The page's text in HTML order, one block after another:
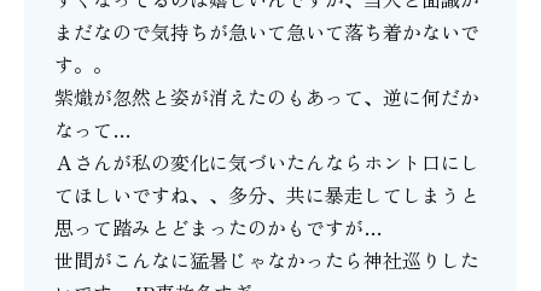
まだなので気持ちが急いて急いて落ち着かないで
す。。
紫熾が忽然と姿が消えたのもあって、逆に何だか
なって…
Ａさんが私の変化に気づいたんならホント口にし
てほしいですね、、多分、共に暴走してしまうと
思って踏みとどまったのかもですが…
世間がこんなに猛暑じゃなかったら神社巡りした